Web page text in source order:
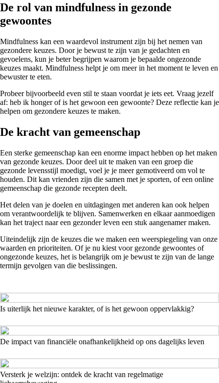
De rol van mindfulness in gezonde
gewoontes
Mindfulness kan een waardevol instrument zijn bij het nemen van
gezondere keuzes. Door je bewust te zijn van je gedachten en
gevoelens, kun je beter begrijpen waarom je bepaalde ongezonde
keuzes maakt. Mindfulness helpt je om meer in het moment te leven en
bewuster te eten.
Probeer bijvoorbeeld even stil te staan voordat je iets eet. Vraag jezelf
af: heb ik honger of is het gewoon een gewoonte? Deze reflectie kan je
helpen om gezondere keuzes te maken.
De kracht van gemeenschap
Een sterke gemeenschap kan een enorme impact hebben op het maken
van gezonde keuzes. Door deel uit te maken van een groep die
gezonde levensstijl moedigt, voel je je meer gemotiveerd om vol te
houden. Dit kan vrienden zijn die samen met je sporten, of een online
gemeenschap die gezonde recepten deelt.
Het delen van je doelen en uitdagingen met anderen kan ook helpen
om verantwoordelijk te blijven. Samenwerken en elkaar aanmoedigen
kan het traject naar een gezonder leven een stuk aangenamer maken.
Uiteindelijk zijn de keuzes die we maken een weerspiegeling van onze
waarden en prioriteiten. Of je nu kiest voor gezonde gewoontes of
ongezonde keuzes, het is belangrijk om je bewust te zijn van de lange
termijn gevolgen van die beslissingen.
Is uiterlijk het nieuwe karakter, of is het gewoon oppervlakkig?
De impact van financiële onafhankelijkheid op ons dagelijks leven
Versterk je welzijn: ontdek de kracht van regelmatige